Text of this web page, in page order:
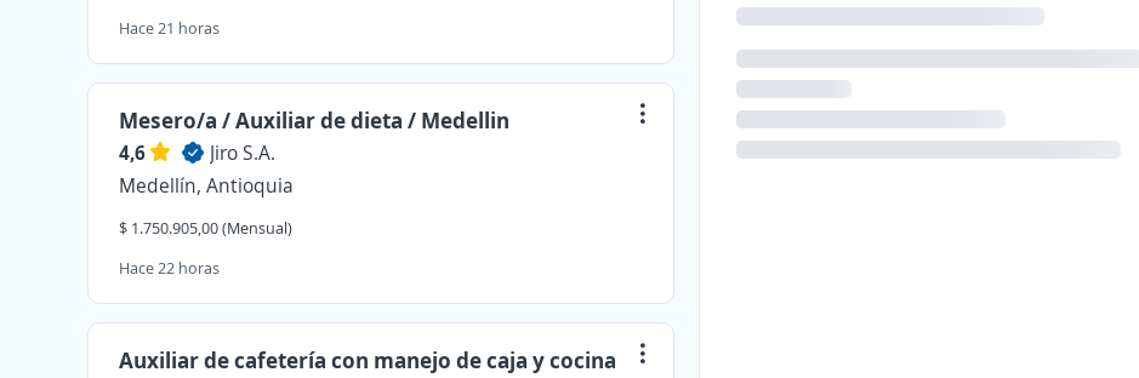
Hace 21 horas
Mesero/a / Auxiliar de dieta / Medellin
4,6
Jiro S.A.
Medellín, Antioquia
$ 1.750.905,00 (Mensual)
Hace 22 horas
Auxiliar de cafetería con manejo de caja y cocina